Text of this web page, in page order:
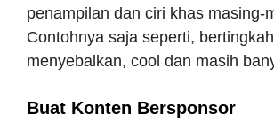
penampilan dan ciri khas masing-
Contohnya saja seperti,
menyebalkan, cool dan masih
Buat Konten Bersponsor